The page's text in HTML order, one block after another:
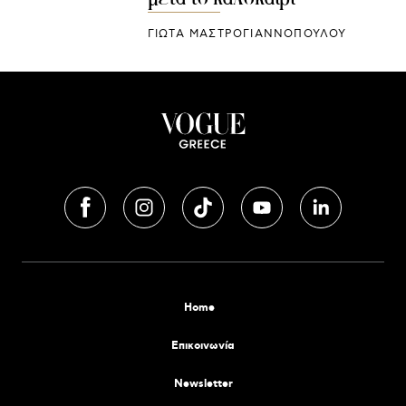
ΓΙΩΤΑ ΜΑΣΤΡΟΓΙΑΝΝΟΠΟΥΛΟΥ
Home
Επικοινωνία
Newsletter